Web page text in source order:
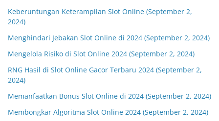
Keberuntungan Keterampilan Slot Online (September 2,
2024)
Menghindari Jebakan Slot Online di 2024 (September 2, 2024)
Mengelola Risiko di Slot Online 2024 (September 2, 2024)
RNG Hasil di Slot Online Gacor Terbaru 2024 (September 2,
2024)
Memanfaatkan Bonus Slot Online di 2024 (September 2, 2024)
Membongkar Algoritma Slot Online 2024 (September 2, 2024)